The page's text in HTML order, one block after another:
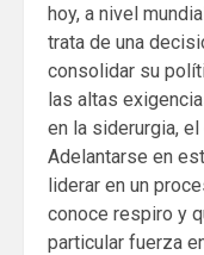
hoy, a nivel
trata de una
consolidar su
las altas
en la siderurgia,
Adelantarse en
liderar en un
conoce respiro y
particular fuerza